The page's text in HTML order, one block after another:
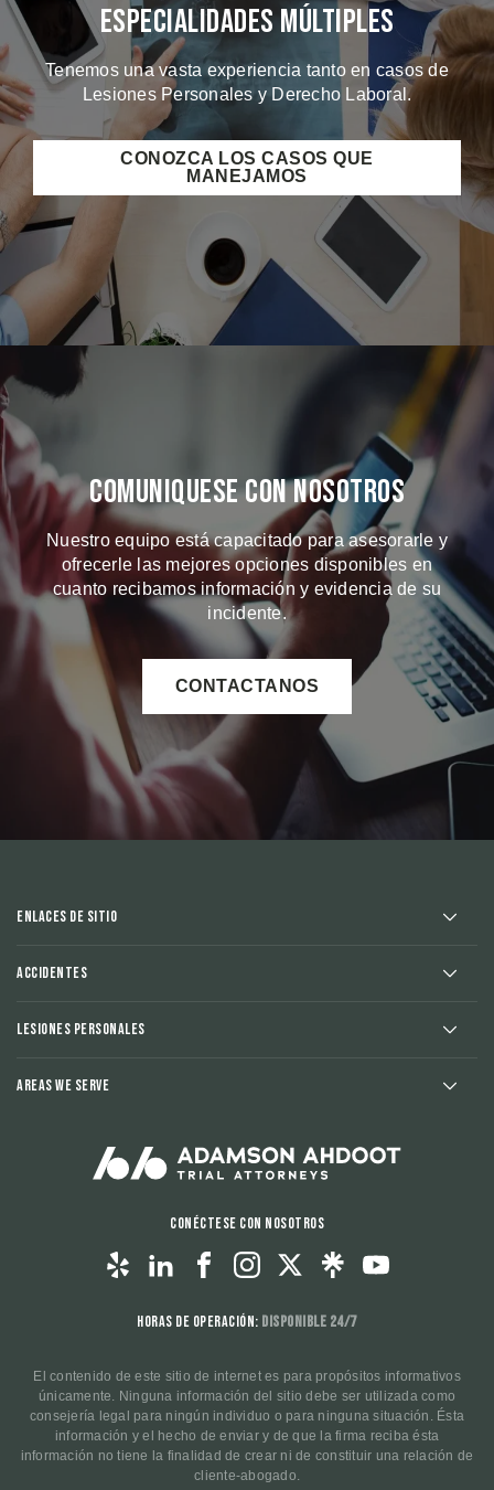
Especialidades Múltiples
Tenemos una vasta experiencia tanto en casos de
Lesiones Personales y Derecho Laboral.
CONOZCA LOS CASOS QUE
MANEJAMOS
Comuniquese Con Nosotros
Nuestro equipo está capacitado para asesorarle y
ofrecerle las mejores opciones disponibles en
cuanto recibamos información y evidencia de su
incidente.
CONTACTANOS
Enlaces de sitio
Accidentes
Lesiones Personales
Areas We Serve
Conéctese con nosotros
Horas de operación: Disponible 24/7
El contenido de este sitio de internet es para propósitos informativos
únicamente. Ninguna información del sitio debe ser utilizada como
consejería legal para ningún individuo o para ninguna situación. Ésta
información y el hecho de enviar y de que la firma reciba ésta
información no tiene la finalidad de crear ni de constituir una relación de
cliente-abogado.